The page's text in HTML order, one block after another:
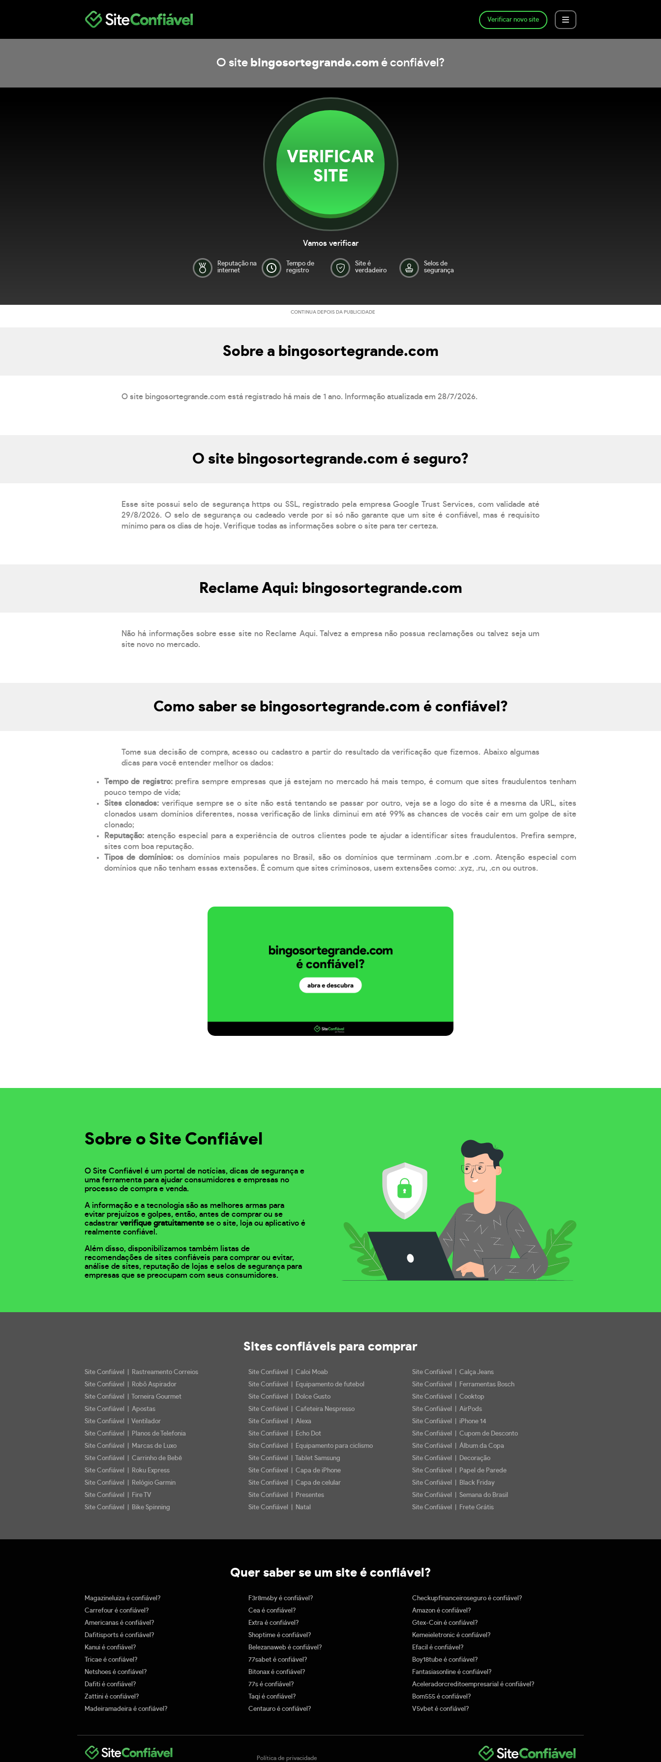
Verificar novo site
O site bingosortegrande.com é confiável?
VERIFICAR
SITE
Vamos verificar
Reputação na
internet
Tempo de
registro
Site é
verdadeiro
Selos de
segurança
CONTINUA DEPOIS DA PUBLICIDADE
Sobre a bingosortegrande.com
O site bingosortegrande.com está registrado há mais de 1 ano. Informação atualizada em 28/7/2026.
O site bingosortegrande.com é seguro?
Esse site possui selo de segurança https ou SSL, registrado pela empresa Google Trust Services, com validade até
29/8/2026. O selo de segurança ou cadeado verde por si só não garante que um site é confiável, mas é requisito
mínimo para os dias de hoje. Verifique todas as informações sobre o site para ter certeza.
Reclame Aqui: bingosortegrande.com
Não há informações sobre esse site no Reclame Aqui. Talvez a empresa não possua reclamações ou talvez seja um
site novo no mercado.
Como saber se bingosortegrande.com é confiável?
Tome sua decisão de compra, acesso ou cadastro a partir do resultado da verificação que fizemos. Abaixo algumas
dicas para você entender melhor os dados:
Tempo de registro: prefira sempre empresas que já estejam no mercado há mais tempo, é comum que sites fraudulentos tenham
pouco tempo de vida;
Sites clonados: verifique sempre se o site não está tentando se passar por outro, veja se a logo do site é a mesma da URL, sites
clonados usam domínios diferentes, nossa verificação de links diminui em até 99% as chances de vocês cair em um golpe de site
clonado;
Reputação: atenção especial para a experiência de outros clientes pode te ajudar a identificar sites fraudulentos. Prefira sempre,
sites com boa reputação.
Tipos de domínios:os domínios mais populares no Brasil, são os domínios que terminam .com.br e .com. Atenção especial com
domínios que não tenham essas extensões. É comum que sites criminosos, usem extensões como: .xyz, .ru, .cn ou outros.
Sobre o Site Confiável
O Site Confiável é um portal de notícias, dicas de segurança e
uma ferramenta para ajudar consumidores e empresas no
processo de compra e venda.
A informação e a tecnologia são as melhores armas para
evitar prejuízos e golpes, então, antes de comprar ou se
cadastrar verifique gratuitamente se o site, loja ou aplicativo é
realmente confiável.
Além disso, disponibilizamos também listas de
recomendações de sites confiáveis para comprar ou evitar,
análise de sites, reputação de lojas e selos de segurança para
empresas que se preocupam com seus consumidores.
Sites confiáveis para comprar
Site Confiável | Rastreamento Correios
Site Confiável | Robô Aspirador
Site Confiável | Torneira Gourmet
Site Confiável | Apostas
Site Confiável | Ventilador
Site Confiável | Planos de Telefonia
Site Confiável | Marcas de Luxo
Site Confiável | Carrinho de Bebê
Site Confiável | Roku Express
Site Confiável | Relógio Garmin
Site Confiável | Fire TV
Site Confiável | Bike Spinning
Site Confiável | Caloi Moab
Site Confiável | Equipamento de futebol
Site Confiável | Dolce Gusto
Site Confiável | Cafeteira Nespresso
Site Confiável | Alexa
Site Confiável | Echo Dot
Site Confiável | Equipamento para ciclismo
Site Confiável | Tablet Samsung
Site Confiável | Capa de iPhone
Site Confiável | Capa de celular
Site Confiável | Presentes
Site Confiável | Natal
Site Confiável | Calça Jeans
Site Confiável | Ferramentas Bosch
Site Confiável | Cooktop
Site Confiável | AirPods
Site Confiável | iPhone 14
Site Confiável | Cupom de Desconto
Site Confiável | Álbum da Copa
Site Confiável | Decoração
Site Confiável | Papel de Parede
Site Confiável | Black Friday
Site Confiável | Semana do Brasil
Site Confiável | Frete Grátis
Quer saber se um site é confiável?
Magazineluiza é confiável?
Carrefour é confiável?
Americanas é confiável?
Dafitisports é confiável?
Kanui é confiável?
Tricae é confiável?
Netshoes é confiável?
Dafiti é confiável?
Zattini é confiável?
Madeiramadeira é confiável?
F3r8m6by é confiável?
Cea é confiável?
Extra é confiável?
Shoptime é confiável?
Belezanaweb é confiável?
77sabet é confiável?
Bitonax é confiável?
77s é confiável?
Taqi é confiável?
Centauro é confiável?
Checkupfinanceiroseguro é confiável?
Amazon é confiável?
Gtex-Coin é confiável?
Kemeieletronic é confiável?
Efacil é confiável?
Boy18tube é confiável?
Fantasiasonline é confiável?
Aceleradorcreditoempresarial é confiável?
Bom555 é confiável?
V5vbet é confiável?
Política de privacidade